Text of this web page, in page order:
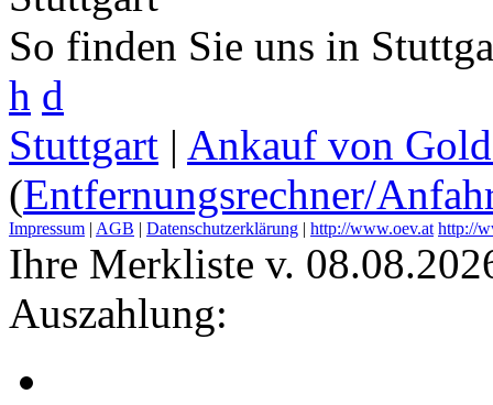
So finden Sie uns in
h d
Stuttgart | Ankauf von
(Entfernungsrechner/
Impressum | AGB | Datenschutzerklärung | http://www.oev.at http://
Ihre Merkliste v.
Auszahlung: